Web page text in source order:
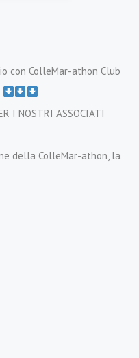
con ColleMar-athon Club
I NOSTRI ASSOCIATI
della ColleMar-athon, la